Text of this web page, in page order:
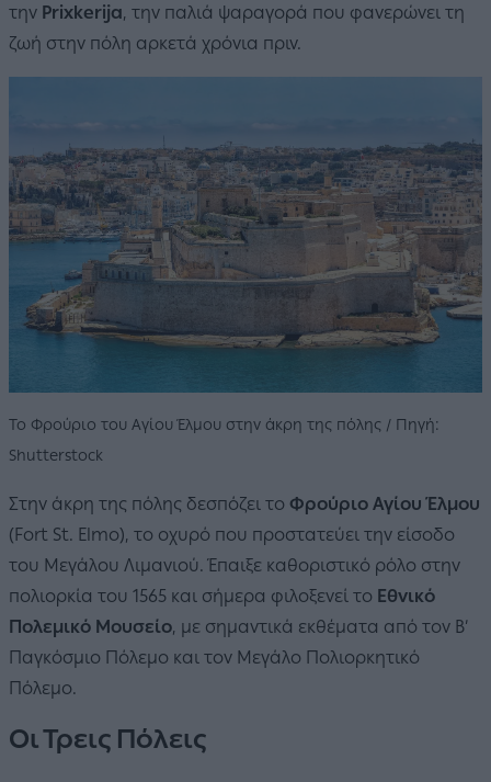
την Prixkerija, την παλιά ψαραγορά που φανερώνει τη
ζωή στην πόλη αρκετά χρόνια πριν.
Το Φρούριο του Αγίου Έλμου στην άκρη της πόλης / Πηγή:
Shutterstock
Στην άκρη της πόλης δεσπόζει το Φρούριο Αγίου Έλμου
(Fort St. Elmo), το οχυρό που προστατεύει την είσοδο
του Μεγάλου Λιμανιού. Έπαιξε καθοριστικό ρόλο στην
πολιορκία του 1565 και σήμερα φιλοξενεί το Εθνικό
Πολεμικό Μουσείο, με σημαντικά εκθέματα από τον Β’
Παγκόσμιο Πόλεμο και τον Μεγάλο Πολιορκητικό
Πόλεμο.
Οι Τρεις Πόλεις